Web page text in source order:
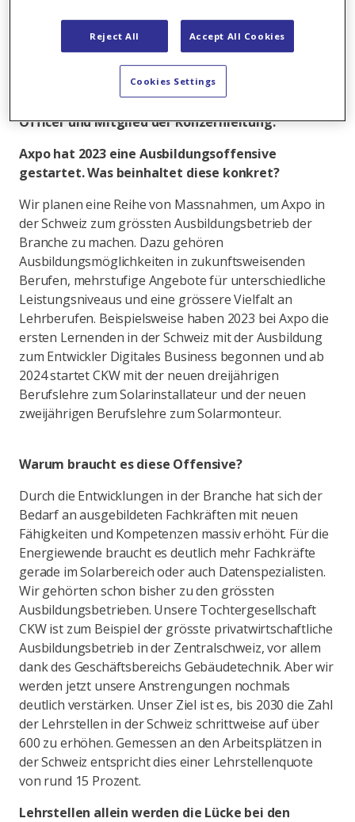
Energiebranche. Im Zuge der Energiewende sind
viele neue Fähigkeiten und Kompetenzen
gefragt. Axpo hat deshalb eine
Ausbildungsoffensive gestartet. Verantwortlich
dafür ist Henriette Wendt, Chief Operating
Officer und Mitglied der Konzernleitung.
Axpo hat 2023 eine Ausbildungsoffensive
gestartet. Was beinhaltet diese konkret?
Wir planen eine Reihe von Massnahmen, um Axpo in
der Schweiz zum grössten Ausbildungsbetrieb der
Branche zu machen. Dazu gehören
Ausbildungsmöglichkeiten in zukunftsweisenden
Berufen, mehrstufige Angebote für unterschiedliche
Leistungsniveaus und eine grössere Vielfalt an
Lehrberufen. Beispielsweise haben 2023 bei Axpo die
ersten Lernenden in der Schweiz mit der Ausbildung
zum Entwickler Digitales Business begonnen und ab
2024 startet CKW mit der neuen dreijährigen
Berufslehre zum Solarinstallateur und der neuen
zweijährigen Berufslehre zum Solarmonteur.
Warum braucht es diese Offensive?
Durch die Entwicklungen in der Branche hat sich der
Bedarf an ausgebildeten Fachkräften mit neuen
Fähigkeiten und Kompetenzen massiv erhöht. Für die
Energiewende braucht es deutlich mehr Fachkräfte
gerade im Solarbereich oder auch Datenspezialisten.
Wir gehörten schon bisher zu den grössten
Ausbildungsbetrieben. Unsere Tochtergesellschaft
CKW ist zum Beispiel der grösste privatwirtschaftliche
Ausbildungsbetrieb in der Zentralschweiz, vor allem
dank des Geschäftsbereichs Gebäudetechnik. Aber wir
werden jetzt unsere Anstrengungen nochmals
deutlich verstärken. Unser Ziel ist es, bis 2030 die Zahl
der Lehrstellen in der Schweiz schrittweise auf über
600 zu erhöhen. Gemessen an den Arbeitsplätzen in
der Schweiz entspricht dies einer Lehrstellenquote
von rund 15 Prozent.
Lehrstellen allein werden die Lücke bei den
Reject All Accept All Cookies
Cookies Settings